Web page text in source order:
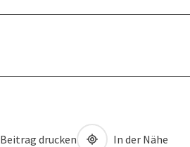
Beitrag drucken In der Nähe